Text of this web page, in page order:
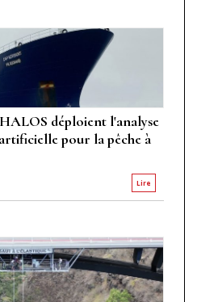
déploient l'analyse
pour la pêche à
Lire